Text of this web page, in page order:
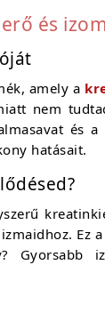
és
amely a
nem
és
hatásait.
Gyorsabb